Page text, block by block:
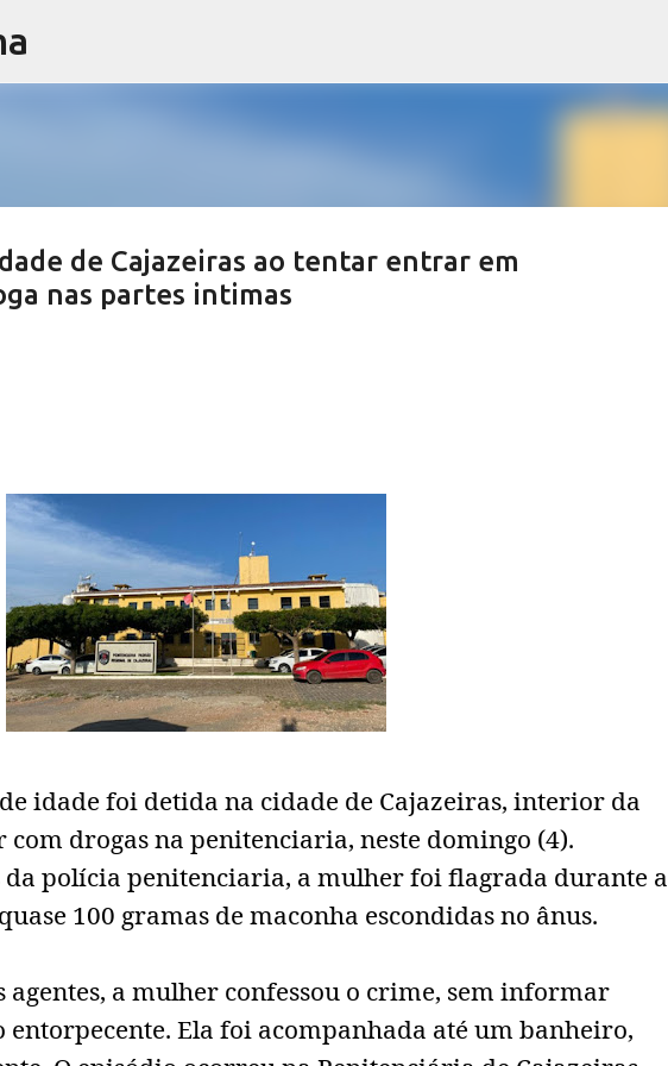
de Cajazeiras ao tentar entrar em
nas partes intimas
idade foi detida na cidade de Cajazeiras, interior da
drogas na penitenciaria, neste domingo (4).
polícia penitenciaria, a mulher foi flagrada durante a
100 gramas de maconha escondidas no ânus.
agentes, a mulher confessou o crime, sem informar
entorpecente. Ela foi acompanhada até um banheiro,